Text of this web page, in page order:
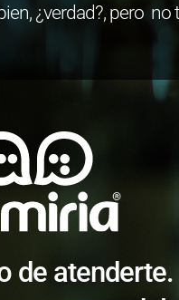
¿verdad?, pero
de atenderte.